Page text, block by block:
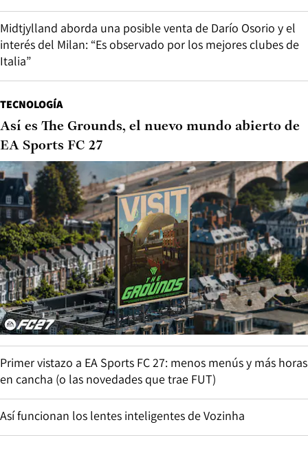
Midtjylland aborda una posible venta de Darío Osorio y el
interés del Milan: “Es observado por los mejores clubes de
Italia”
TECNOLOGÍA
Así es The Grounds, el nuevo mundo abierto de
EA Sports FC 27
Primer vistazo a EA Sports FC 27: menos menús y más horas
en cancha (o las novedades que trae FUT)
Así funcionan los lentes inteligentes de Vozinha